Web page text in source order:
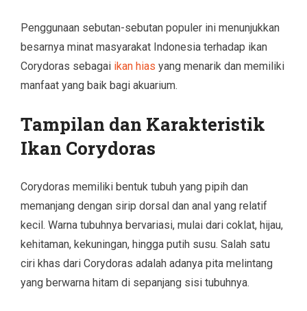
Penggunaan sebutan-sebutan populer ini menunjukkan
besarnya minat masyarakat Indonesia terhadap ikan
Corydoras sebagai ikan hias yang menarik dan memiliki
manfaat yang baik bagi akuarium.
Tampilan dan Karakteristik
Ikan Corydoras
Corydoras memiliki bentuk tubuh yang pipih dan
memanjang dengan sirip dorsal dan anal yang relatif
kecil. Warna tubuhnya bervariasi, mulai dari coklat, hijau,
kehitaman, kekuningan, hingga putih susu. Salah satu
ciri khas dari Corydoras adalah adanya pita melintang
yang berwarna hitam di sepanjang sisi tubuhnya.